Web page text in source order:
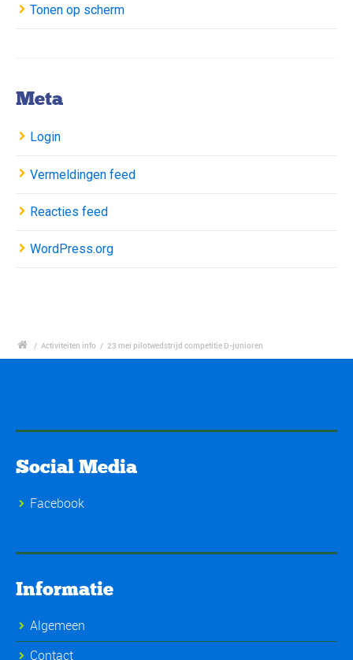
Tonen op scherm
Meta
Login
Vermeldingen feed
Reacties feed
WordPress.org
/ Activiteiten info / 23 mei pilotwedstrijd competitie D-junioren
Social Media
Facebook
Informatie
Algemeen
Contact